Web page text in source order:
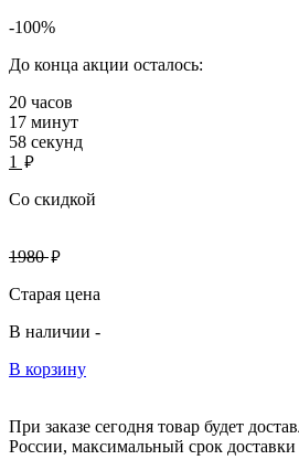
-100%
До конца акции осталось:
20 часов
17 минут
58 секунд
1 руб.
Со скидкой
1980руб.
Старая цена
В наличии -
В корзину
При заказе сегодня товар будет
России, максимальный срок доставки